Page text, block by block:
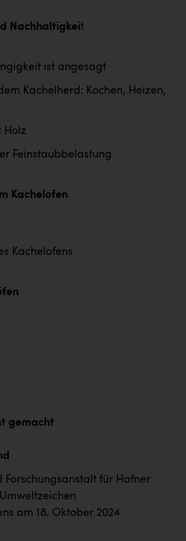
Nachhaltigkeit
ist angesagt
Kachelherd: Kochen, Heizen,
Holz
Feinstaubbelastung
Kachelofen
Kachelofens
gemacht
Forschungsanstalt für Hafner
am 18. Oktober 2024